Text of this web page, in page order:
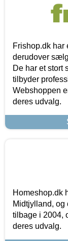
Frishop.dk har
derudover
De har et stort
tilbyder
Webshoppen
deres udvalg.
Homeshop.dk
Midtjylland,
tilbage i 2004,
deres udvalg.